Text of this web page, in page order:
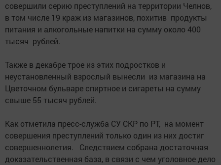
совершили серию преступлений на территории Челнов,
в том числе 19 краж из магазинов, похитив продукты
питания и алкогольные напитки на сумму около 400
тысяч рублей. ⠀
Также в декабре трое из этих подростков и
неустановленный взрослый вынесли из магазина на
Цветочном бульваре спиртное и сигареты на сумму
свыше 55 тысяч рублей. ⠀
Как отметила пресс-служба СУ СКР по РТ, на момент
совершения преступлений только один из них достиг
совершеннолетия. Следствием собрана достаточная
доказательственная база, в связи с чем уголовное дело